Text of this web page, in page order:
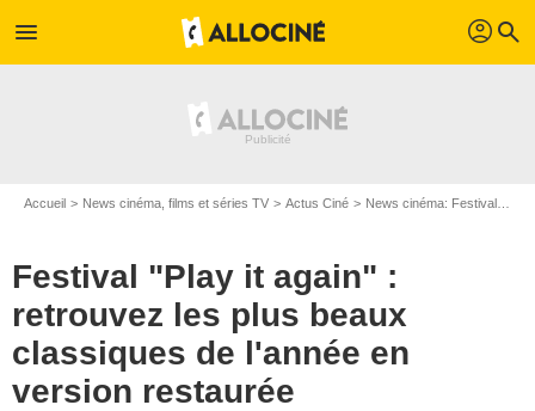
menu profil search
Accueil News cinéma, films et séries TV Actus Ciné News cinéma: Festivals
Festival "Play it again" :
retrouvez les plus beaux
classiques de l'année en
version restaurée